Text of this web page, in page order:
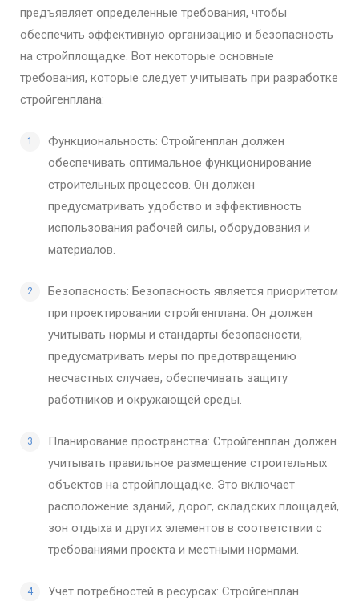
предъявляет определенные требования, чтобы
обеспечить эффективную организацию и безопасность
на стройплощадке. Вот некоторые основные
требования, которые следует учитывать при разработке
стройгенплана:
Функциональность: Стройгенплан должен
обеспечивать оптимальное функционирование
строительных процессов. Он должен
предусматривать удобство и эффективность
использования рабочей силы, оборудования и
материалов.
Безопасность: Безопасность является приоритетом
при проектировании стройгенплана. Он должен
учитывать нормы и стандарты безопасности,
предусматривать меры по предотвращению
несчастных случаев, обеспечивать защиту
работников и окружающей среды.
Планирование пространства: Стройгенплан должен
учитывать правильное размещение строительных
объектов на стройплощадке. Это включает
расположение зданий, дорог, складских площадей,
зон отдыха и других элементов в соответствии с
требованиями проекта и местными нормами.
Учет потребностей в ресурсах: Стройгенплан